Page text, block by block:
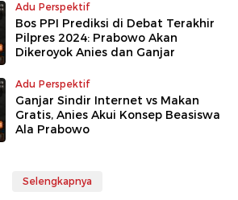
Adu Perspektif
Bos PPI Prediksi di Debat Terakhir
Pilpres 2024: Prabowo Akan
Dikeroyok Anies dan Ganjar
Adu Perspektif
Ganjar Sindir Internet vs Makan
Gratis, Anies Akui Konsep Beasiswa
Ala Prabowo
Selengkapnya